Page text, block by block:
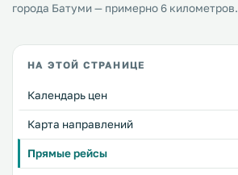
города Батуми — примерно 6 километров.
НА ЭТОЙ СТРАНИЦЕ
Календарь цен
Карта направлений
Прямые рейсы